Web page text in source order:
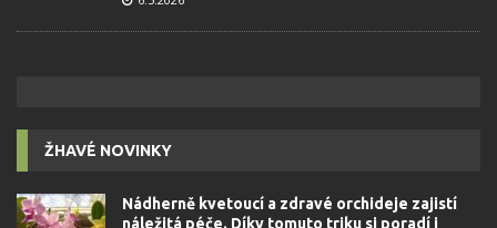
ŽHAVÉ NOVINKY
Nádherně kvetoucí a zdravé orchideje zajistí
náležitá péče. Díky tomuto triku si poradí i